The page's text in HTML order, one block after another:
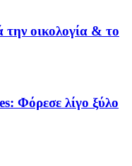
οικολογία & το
Φόρεσε λίγο ξύλο